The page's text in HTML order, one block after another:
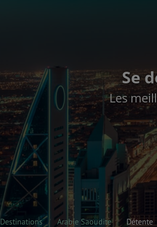
Se
Les
Destinations Arabie Saoudite
Détente